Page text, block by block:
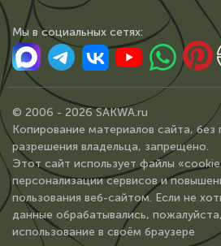
Мы в сoциальных сетях:
© 2006 - 2026 SAKWA.ru
Копирование материалов сайта, без
разрешения владельца, запрещено.
Этот сайт использует файлы
персонализации сервисов и
пользования веб-сайтом. Если не
данные обрабатывались,
использование в своём браузере